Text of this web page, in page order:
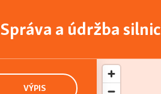
Správa a údržba
VÝPIS